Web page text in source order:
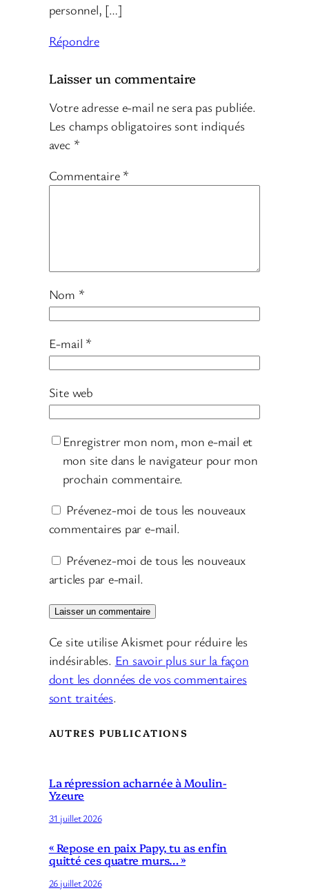
personnel, […]
Répondre
Laisser un commentaire
Votre adresse e-mail ne sera pas publiée.
Les champs obligatoires sont indiqués
avec *
Commentaire *
Nom *
E-mail *
Site web
Enregistrer mon nom, mon e-mail et
mon site dans le navigateur pour mon
prochain commentaire.
Prévenez-moi de tous les nouveaux
commentaires par e-mail.
Prévenez-moi de tous les nouveaux
articles par e-mail.
Ce site utilise Akismet pour réduire les
indésirables. En savoir plus sur la façon
dont les données de vos commentaires
sont traitées.
AUTRES PUBLICATIONS
La répression acharnée à Moulin-
Yzeure
31 juillet 2026
« Repose en paix Papy, tu as enfin
quitté ces quatre murs… »
26 juillet 2026